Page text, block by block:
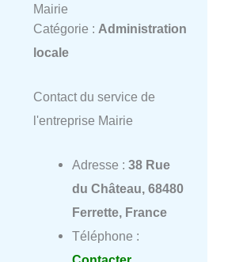
Mairie
Catégorie : Administration
locale
Contact du service de
l'entreprise Mairie
Adresse : 38 Rue
du Château, 68480
Ferrette, France
Téléphone :